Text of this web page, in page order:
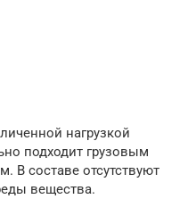
нагрузкой
подходит грузовым
В составе отсутствуют
вещества.